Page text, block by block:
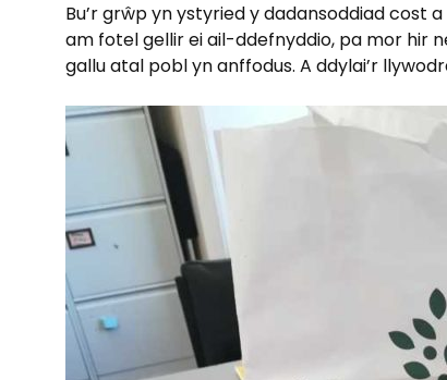
Bu’r grŵp yn ystyried y dadansoddiad cost
am fotel gellir ei ail-ddefnyddio, pa mor hir
gallu atal pobl yn anffodus. A ddylai’r